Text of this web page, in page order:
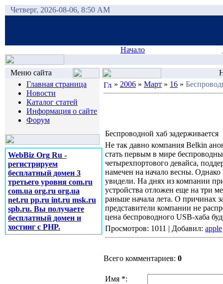
Четверг, 2026-08-06, 8:50 AM
Начало
Меню сайта
Главная страница
Новости
Каталог статей
Информация о сайте
Форум
WebBiz Org Ru -
регистрируем
бесплатный домен 3
третьего уровня com.ru
com.ua org.ru org.ua
net.ru pp.ru int.ru msk.ru
spb.ru. Вы получаете
бесплатный домен и
хостинг с PHP.
» 2006 » Март » 16 »
Беспроводной хаб задерживается
Не так давно компания Belkin
стать первым в мире
четырехпортового девайса,
намечен на начало весны. Однако
увидели. На днях из компании
устройства отложен еще на три
раньше начала лета. О причинах
представители компании не
цена беспроводного USB-хаба
Просмотров: 1011 | Добавил: apple
Всего комментариев: 0
Имя *: